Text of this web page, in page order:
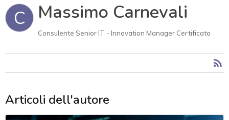
C Massimo Carnevali
Consulente Senior IT - Innovation Manager Certificato
Articoli dell'autore